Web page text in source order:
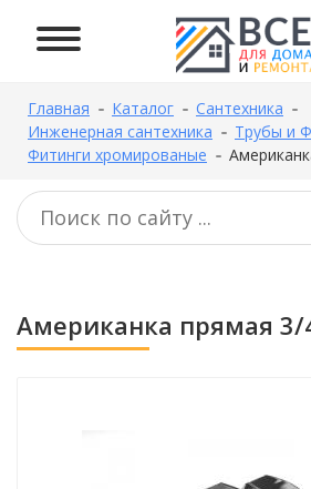
Главная Каталог
Сантехника
Инженерная сантехника
Трубы и
Фитинги хромированые
Американка прямая 3/